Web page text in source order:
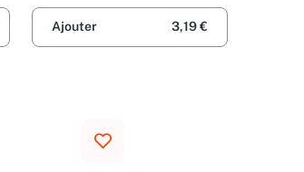
Ajouter 3,19 €